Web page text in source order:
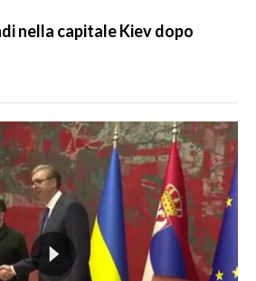
nella capitale Kiev dopo